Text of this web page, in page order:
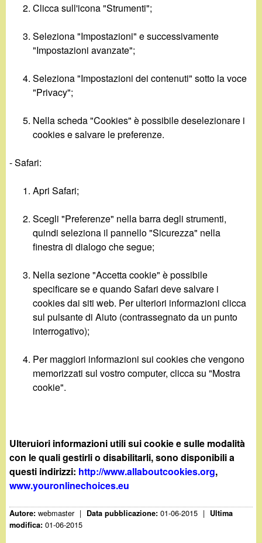
Clicca sull'icona "Strumenti";
Seleziona "Impostazioni" e successivamente
"Impostazioni avanzate";
Seleziona "Impostazioni dei contenuti" sotto la voce
"Privacy";
Nella scheda "Cookies" è possibile deselezionare i
cookies e salvare le preferenze.
- Safari:
Apri Safari;
Scegli "Preferenze" nella barra degli strumenti,
quindi seleziona il pannello "Sicurezza" nella
finestra di dialogo che segue;
Nella sezione "Accetta cookie" è possibile
specificare se e quando Safari deve salvare i
cookies dai siti web. Per ulteriori informazioni clicca
sul pulsante di Aiuto (contrassegnato da un punto
interrogativo);
Per maggiori informazioni sui cookies che vengono
memorizzati sul vostro computer, clicca su "Mostra
cookie".
Ulteruiori informazioni utili sui cookie e sulle modalità
con le quali gestirli o disabilitarli, sono disponibili a
questi indirizzi: http://www.allaboutcookies.org,
www.youronlinechoices.eu
Autore:webmaster | Data pubblicazione:01-06-2015 |
Ultima
modifica:01-06-2015